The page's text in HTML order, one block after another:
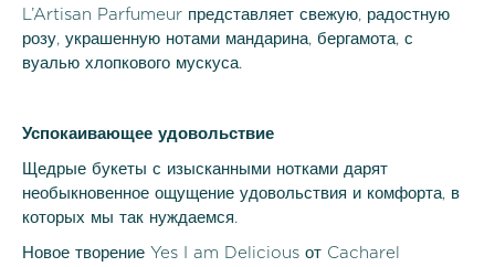
L’Artisan Parfumeur представляет свежую, радостную
розу, украшенную нотами мандарина, бергамота, с
вуалью хлопкового мускуса.
Успокаивающее удовольствие
Щедрые букеты с изысканными нотками дарят
необыкновенное ощущение удовольствия и комфорта, в
которых мы так нуждаемся.
Новое творение Yes I am Delicious от Cacharel